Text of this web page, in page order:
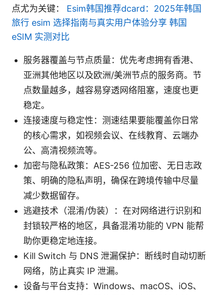
点尤为关键： Esim韩国推荐dcard：2025年韩国
旅行 esim 选择指南与真实用户体验分享 韩国
eSIM 实测对比
服务器覆盖与节点质量：优先考虑拥有香港、
亚洲其他地区以及欧洲/美洲节点的服务商。节
点数量越多，越容易穿透网络阻塞，速度也更
稳定。
连接速度与稳定性：测速结果要能覆盖你日常
的核心需求，如视频会议、在线教育、云端办
公、高清视频流等。
加密与隐私政策：AES-256 位加密、无日志政
策、明确的隐私声明，确保在跨境传输中尽量
减少数据留存。
逃避技术（混淆/伪装）：在对网络进行识别和
封锁较严格的地区，具备混淆功能的 VPN 能帮
助你更稳定地连接。
Kill Switch 与 DNS 泄漏保护：断线时自动切断
网络，防止真实 IP 泄漏。
设备与平台支持：Windows、macOS、iOS、